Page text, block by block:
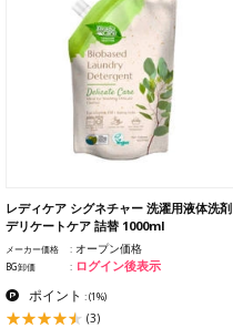
レディケア シグネチャー 洗濯用液体洗剤
デリケートケア 詰替 1000ml
メーカー価格 オープン価格
BG卸価 ログイン後表示
ポイント :(1%)
(3)